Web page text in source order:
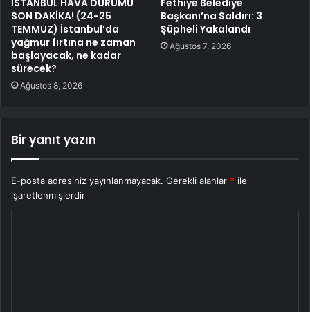
SON DAKİKA! (24-25
TEMMUZ) İstanbul’da
yağmur fırtına ne zaman
başlayacak, ne kadar
sürecek?
Ağustos 8, 2026
Başkanı’na Saldırı: 3
Şüpheli Yakalandı
Ağustos 7, 2026
Bir yanıt yazın
E-posta adresiniz yayınlanmayacak. Gerekli alanlar * ile
işaretlenmişlerdir